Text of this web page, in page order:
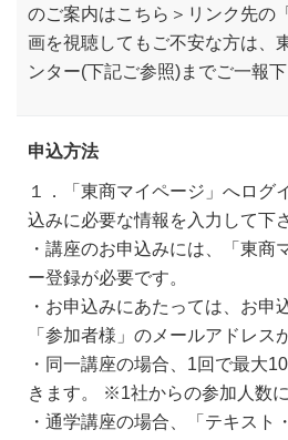
のご案内はこちら＞リンク先の
画を視聴してもご不安な方は、
ンター(下記ご参照)までご一報下
申込方法
１．「東商マイページ」へログ
込みに必要な情報を入力して下
・講座のお申込みには、「東商
ー登録が必要です。
・お申込みにあたっては、お申
「参加者様」のメールアドレス
・同一講座の場合、1回で最大
きます。 ※1社からの参加人数
・通学講座の場合、「テキスト